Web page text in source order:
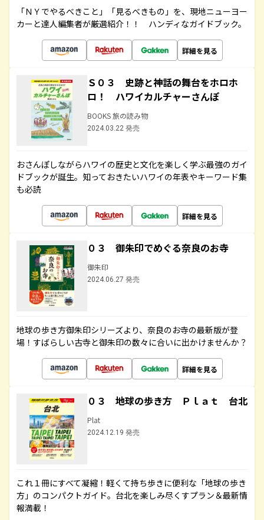
「ＮＹでやるべきこと」「見るべきもの」を、現地ニューヨー
カーと達人編集者が厳選紹介！！ ハンディなガイドブック。
詳細を見る
Ｓ０３ 史跡と神話の舞台をホロホ
ロ！ ハワイカルチャーさんぽ
BOOKS 旅の読み物
2024.03.22 発売
おさんぽしながらハワイの歴史と文化を楽しく学ぶ最強のガイ
ドブックが誕生。知っておきたいハワイの年表やキーワード集
も必読
詳細を見る
０３ 御朱印でめぐる奈良のお寺
御朱印
2024.06.27 発売
地球の歩き方御朱印シリーズより、奈良のお寺の最新版が登
場！すばらしい古寺と御朱印の数々に合いに出かけませんか？
詳細を見る
０３ 地球の歩き方 Ｐｌａｔ 台北
Plat
2024.12.19 発売
これ１冊にすべて凝縮！軽くて持ち歩きに便利な「地球の歩き
方」のコンパクトガイド。台北を楽しみ尽くすプラン＆最新情
報満載！